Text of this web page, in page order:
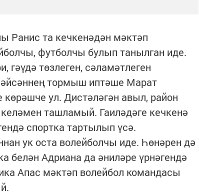
Ранис та кечкенәдән мәктәп
футболчы булып танылган иде.
гәүдә төзлеген, сәламәтлеген
тормыш иптәше Марат
ул. Дистәләгән авыл, район
ташламый. Гаиләдәге кечкенә
спортка тартылып үсә.
ук оста волейболчы иде. Һөнәрен дә
белән Адриана да әниләре үрнәгендә
Апас мәктәп волейбол командасы